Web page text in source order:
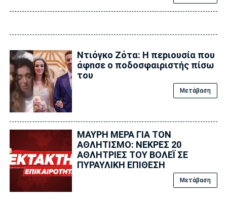
Ντιόγκο Ζότα: Η πεpιουσία που
άφnσε ο ποδοσφαιριστής πίσω
του
Μετάβαση
ΜΑΥΡΗ ΜΕΡΑ ΓΙΑ ΤΟΝ
ΑΘΛΗΤΙΣΜΟ: ΝΕΚΡΕΣ 20
ΑΘΛΗΤΡΙΕΣ ΤΟΥ ΒΟΛΕΪ ΣΕ
ΠΥΡΑΥΛΙΚΗ ΕΠΙΘΕΣΗ
Μετάβαση